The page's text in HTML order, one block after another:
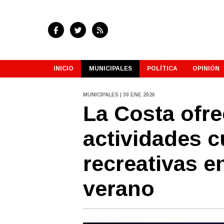
INICIO MUNICIPALES POLÍTICA OPINIÓN
MUNICIPALES | 30 ENE 2026
La Costa
actividades
recreativas
verano